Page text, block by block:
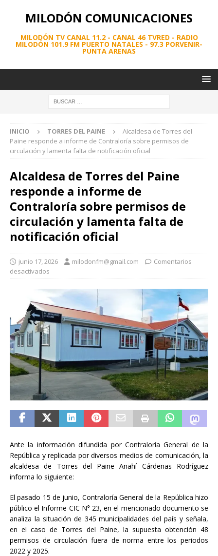
MILODÓN COMUNICACIONES
MILODÓN TV CANAL 11.2 - CANAL 46 TVRED - RADIO
MILODÓN 101.9 FM PUERTO NATALES - 97.3 PORVENIR-
PUNTA ARENAS
INICIO TORRES DEL PAINE
Alcaldesa de Torres del
Paine responde a informe de Contraloría sobre permisos de
circulación y lamenta falta de notificación oficial
Alcaldesa de Torres del Paine
responde a informe de
Contraloría sobre permisos de
circulación y lamenta falta de
notificación oficial
junio 17, 2026 milodonfm@gmail.com
Comentarios
desactivados
Ante la información difundida por Contraloría General de la
República y replicada por diversos medios de comunicación, la
alcaldesa de Torres del Paine Anahí Cárdenas Rodríguez
informa lo siguiente:
El pasado 15 de junio, Contraloría General de la República hizo
público el Informe CIC N° 23, en el mencionado documento se
analiza la situación de 345 municipalidades del país y señala,
en el caso de Torres del Paine, la supuesta obtención 48
permisos de circulación fuera de norma entre los periodos
2022 y 2025.